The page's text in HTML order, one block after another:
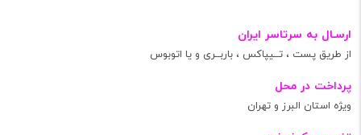
ارسـال به سرتاسر ایران
از طریق پست ، تــیپاکس ، باربــری و یا اتوبوس
پرداخت در محل
ویژه استان البرز و تهران